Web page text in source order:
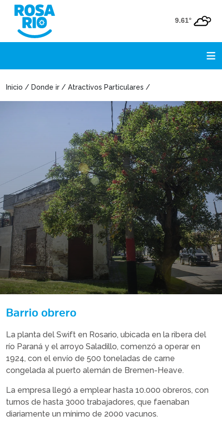
9.61°
Inicio / Donde ir / Atractivos Particulares /
Barrio obrero
La planta del Swift en Rosario, ubicada en la ribera del
río Paraná y el arroyo Saladillo, comenzó a operar en
1924, con el envío de 500 toneladas de carne
congelada al puerto alemán de Bremen-Heave.
La empresa llegó a emplear hasta 10.000 obreros, con
turnos de hasta 3000 trabajadores, que faenaban
diariamente un mínimo de 2000 vacunos.